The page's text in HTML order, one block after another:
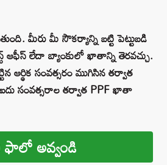
మీరు మీ సౌకర్యాన్ని బట్టి పెట్టుబడి
ఆఫీస్ లేదా బ్యాంకులో ఖాతాన్ని తెరవచ్చు.
ఆర్థిక సంవత్సరం ముగిసిన తర్వాత
సంవత్సరాల తర్వాత PPF ఖాతా
అవ్వండి